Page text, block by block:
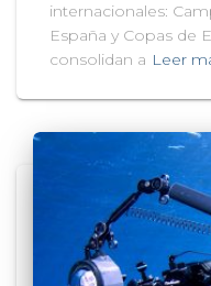
internacionales:
España y Copas de
consolidan a Leer